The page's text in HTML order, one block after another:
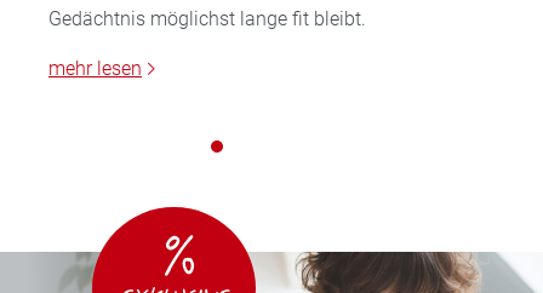
Gedächtnis möglichst lange fit bleibt.
mehr lesen